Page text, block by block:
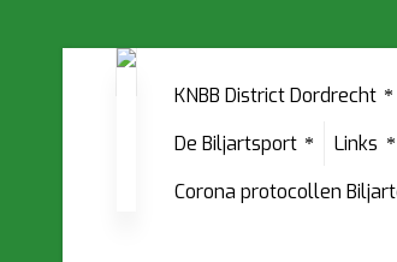
KNBB District Dordrecht
De Biljartsport
Links
Corona protocollen